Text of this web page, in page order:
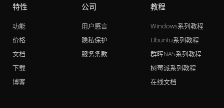
特性
功能
价格
文档
下载
博客
公司
用户感言
隐私保护
服务条款
教程
Windows系列教程
Ubuntu系列教程
群晖NAS系列教程
树莓派系列教程
在线文档